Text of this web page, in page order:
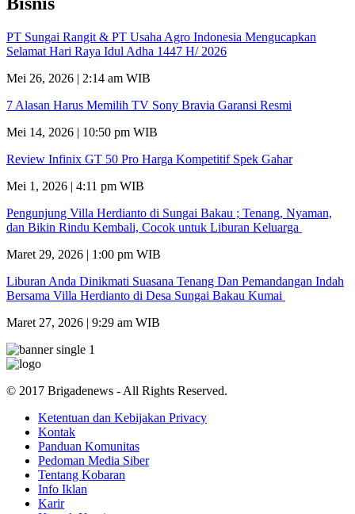
PT Sungai Rangit & PT Usaha Agro Indonesia Mengucapkan
Selamat Hari Raya Idul Adha 1447 H/ 2026
Mei 26, 2026 | 2:14 am WIB
7 Alasan Harus Memilih TV Sony Bravia Garansi Resmi
Mei 14, 2026 | 10:50 pm WIB
Review Infinix GT 50 Pro Harga Kompetitif Spek Gahar
Mei 1, 2026 | 4:11 pm WIB
Pengunjung Villa Herdianto di Sungai Bakau ; Tenang, Nyaman,
dan Bikin Rindu Kembali, Cocok untuk Liburan Keluarga
Maret 29, 2026 | 1:00 pm WIB
Liburan Anda Dinikmati Suasana Tenang Dan Pemandangan Indah
Bersama Villa Herdianto di Desa Sungai Bakau Kumai
Maret 27, 2026 | 9:29 am WIB
© 2017 Brigadenews - All Rights Reserved.
Ketentuan dan Kebijakan Privacy
Kontak
Panduan Komunitas
Pedoman Media Siber
Tentang Kobaran
Info Iklan
Karir